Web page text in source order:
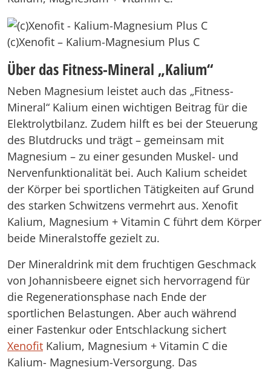
(c)Xenofit – Kalium-Magnesium Plus C
Über das Fitness-Mineral „Kalium“
Neben Magnesium leistet auch das „Fitness-
Mineral“ Kalium einen wichtigen Beitrag für die
Elektrolytbilanz. Zudem hilft es bei der Steuerung
des Blutdrucks und trägt – gemeinsam mit
Magnesium – zu einer gesunden Muskel- und
Nervenfunktionalität bei. Auch Kalium scheidet
der Körper bei sportlichen Tätigkeiten auf Grund
des starken Schwitzens vermehrt aus. Xenofit
Kalium, Magnesium + Vitamin C führt dem Körper
beide Mineralstoffe gezielt zu.
Der Mineraldrink mit dem fruchtigen Geschmack
von Johannisbeere eignet sich hervorragend für
die Regenerationsphase nach Ende der
sportlichen Belastungen. Aber auch während
einer Fastenkur oder Entschlackung sichert
Xenofit Kalium, Magnesium + Vitamin C die
Kalium- Magnesium-Versorgung. Das